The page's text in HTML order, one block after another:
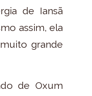
de Iansã
assim, ela
grande
de Oxum